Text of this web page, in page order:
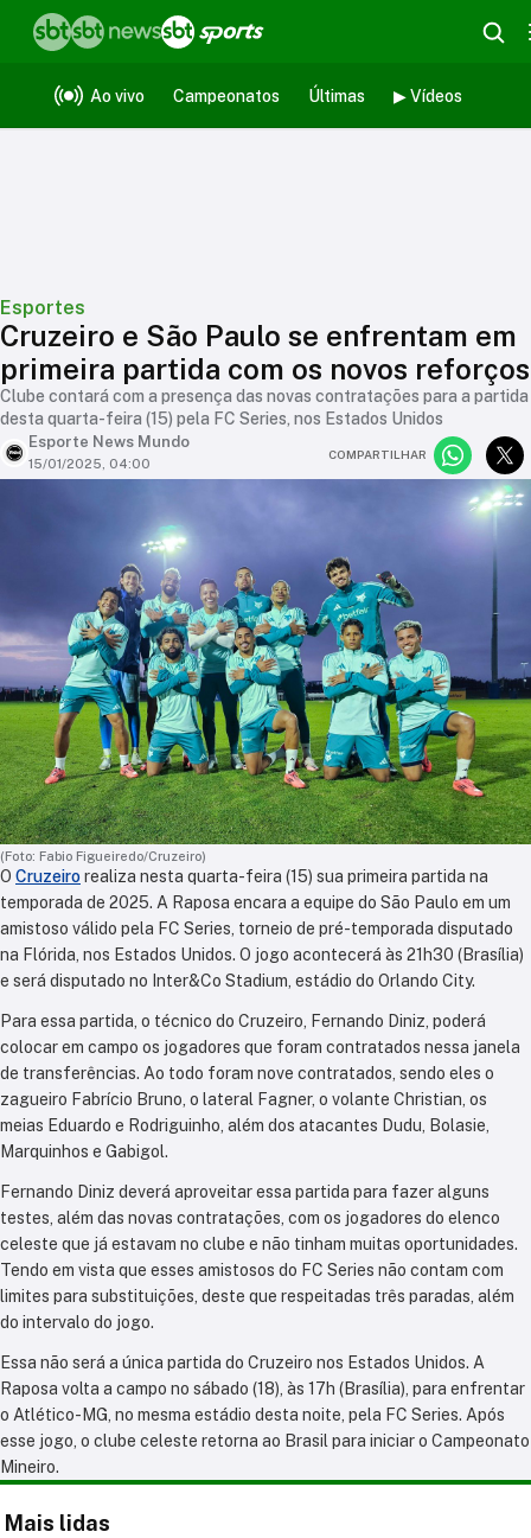
Ao vivo Campeonatos Últimas ▶ Vídeos
Esportes
Cruzeiro e São Paulo se enfrentam em
primeira partida com os novos reforços
Clube contará com a presença das novas contratações para a partida
desta quarta-feira (15) pela FC Series, nos Estados Unidos
Esporte News Mundo
15/01/2025, 04:00
COMPARTILHAR
(Foto: Fabio Figueiredo/Cruzeiro)
O Cruzeirorealiza nesta quarta-feira (15) sua primeira partida na
temporada de 2025. A Raposa encara a equipe do São Paulo em um
amistoso válido pela FC Series, torneio de pré-temporada disputado
na Flórida, nos Estados Unidos. O jogo acontecerá às 21h30 (Brasília)
e será disputado no Inter&Co Stadium, estádio do Orlando City.
Para essa partida, o técnico do Cruzeiro, Fernando Diniz, poderá
colocar em campo os jogadores que foram contratados nessa janela
de transferências. Ao todo foram nove contratados, sendo eles o
zagueiro Fabrício Bruno, o lateral Fagner, o volante Christian, os
meias Eduardo e Rodriguinho, além dos atacantes Dudu, Bolasie,
Marquinhos e Gabigol.
Fernando Diniz deverá aproveitar essa partida para fazer alguns
testes, além das novas contratações, com os jogadores do elenco
celeste que já estavam no clube e não tinham muitas oportunidades.
Tendo em vista que esses amistosos do FC Series não contam com
limites para substituições, deste que respeitadas três paradas, além
do intervalo do jogo.
Essa não será a única partida do Cruzeiro nos Estados Unidos. A
Raposa volta a campo no sábado (18), às 17h (Brasília), para enfrentar
o Atlético-MG, no mesma estádio desta noite, pela FC Series. Após
esse jogo, o clube celeste retorna ao Brasil para iniciar o Campeonato
Mineiro.
Mais lidas